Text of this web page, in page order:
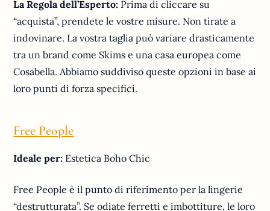
La Regola dell’Esperto: Prima di cliccare su
“acquista”, prendete le vostre misure. Non tirate a
indovinare. La vostra taglia può variare drasticamente
tra un brand come Skims e una casa europea come
Cosabella. Abbiamo suddiviso queste opzioni in base ai
loro punti di forza specifici.
Free People
Ideale per: Estetica Boho Chic
Free People è il punto di riferimento per la lingerie
“destrutturata”. Se odiate ferretti e imbottiture, le loro